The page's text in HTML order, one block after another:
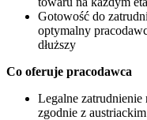
Gotowość do
optymalny
dłuższy
Co oferuje pracodawca
Legalne zatrudnienie
zgodnie z